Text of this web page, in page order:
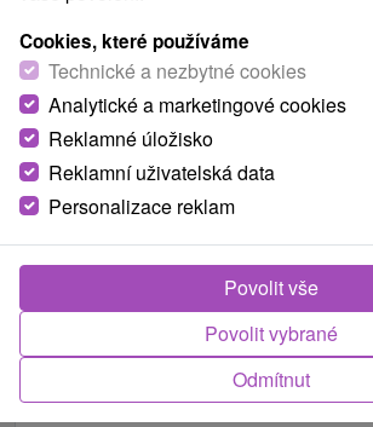
Fotografie od zákazníků+6
Cookies, které používáme
Technické a nezbytné cookies
Analytické a marketingové cookies
Reklamné úložisko
Reklamní uživatelská data
Personalizace reklam
Odmítnut
Povolit vybrané
Povolit vše